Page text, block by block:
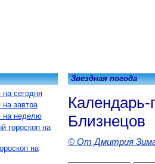
Звездная погода
Календарь-
Близнецов
© От Дмитрия
на сегодня
на завтра
на неделю
гороскоп на
на